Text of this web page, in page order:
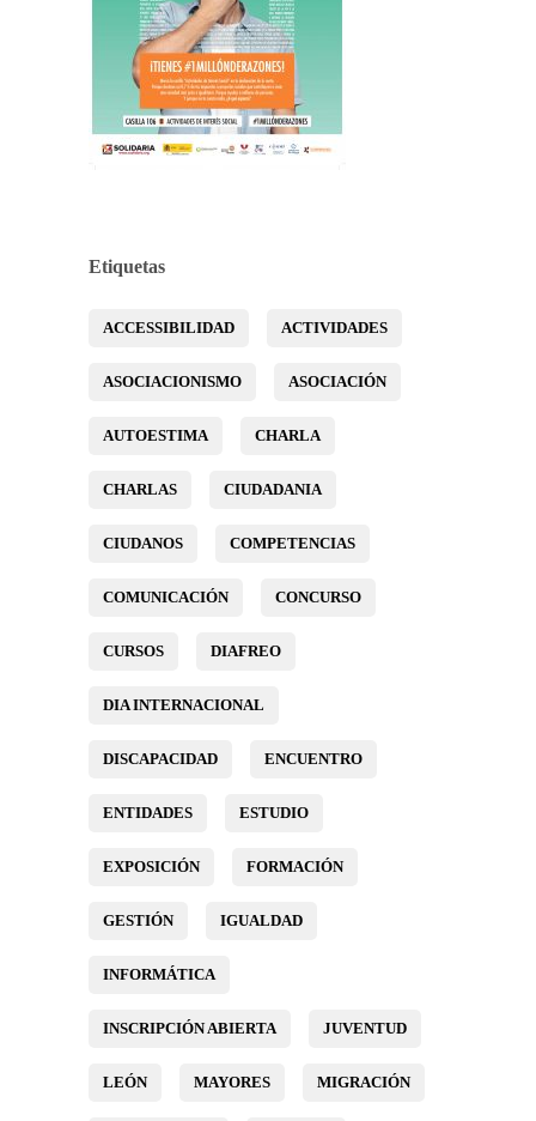
Etiquetas
ACCESSIBILIDAD ACTIVIDADES
ASOCIACIONISMO ASOCIACIÓN
AUTOESTIMA CHARLA
CHARLAS CIUDADANIA
CIUDANOS COMPETENCIAS
COMUNICACIÓN CONCURSO
CURSOS DIAFREO
DIA INTERNACIONAL
DISCAPACIDAD ENCUENTRO
ENTIDADES ESTUDIO
EXPOSICIÓN FORMACIÓN
GESTIÓN IGUALDAD
INFORMÁTICA
INSCRIPCIÓN ABIERTA JUVENTUD
LEÓN MAYORES MIGRACIÓN